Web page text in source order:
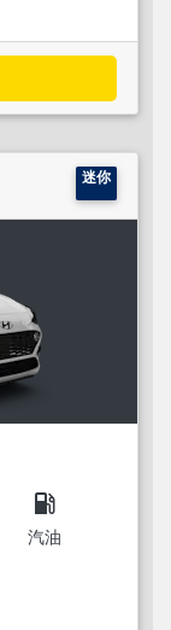
迷你
local_gas_station
汽油